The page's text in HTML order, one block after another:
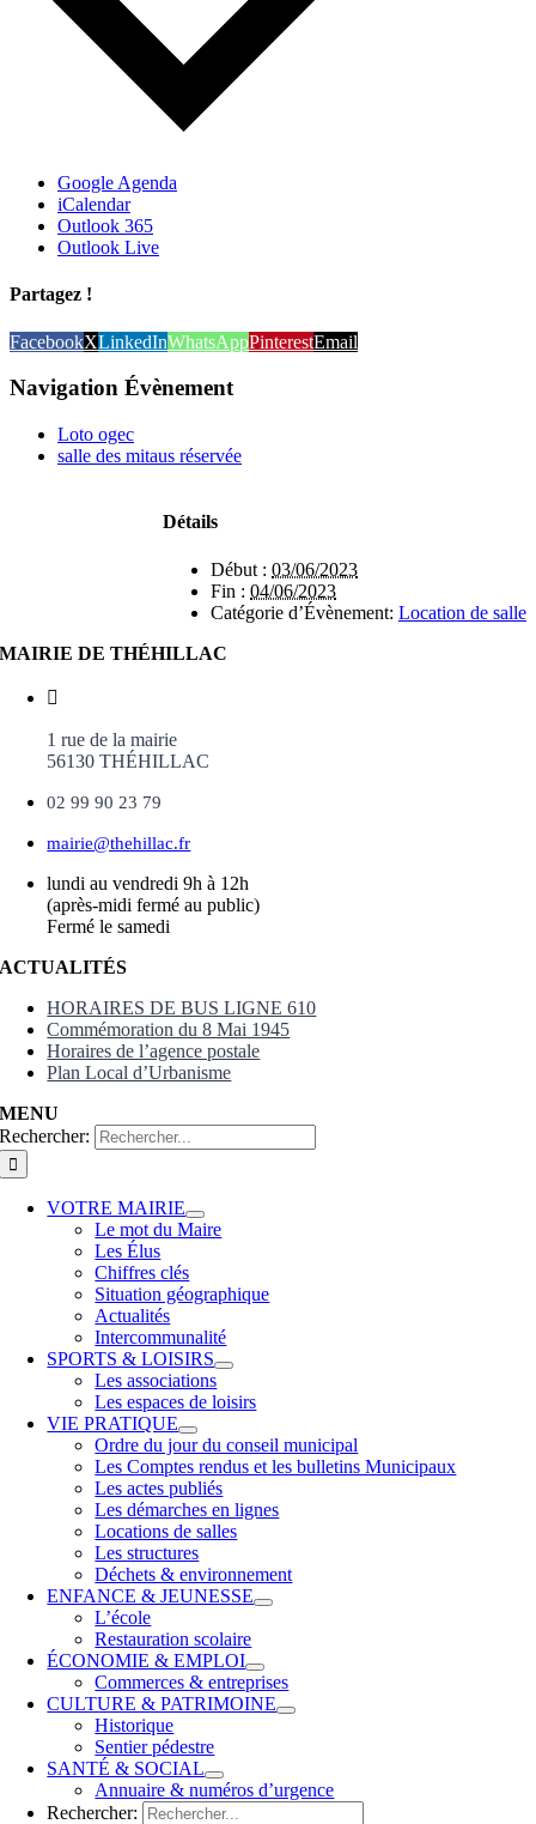
Google Agenda
iCalendar
Outlook 365
Outlook Live
Partagez !
FacebookXLinkedInWhatsAppPinterestEmail
Navigation Évènement
Loto ogec
salle des mitaus réservée
Détails
Début : 03/06/2023
Fin : 04/06/2023
Catégorie d’Évènement: Location de salle
MAIRIE DE THÉHILLAC
1 rue de la mairie
56130 THÉHILLAC
02 99 90 23 79
mairie@thehillac.fr
lundi au vendredi 9h à 12h
(après-midi fermé au public)
Fermé le samedi
ACTUALITÉS
HORAIRES DE BUS LIGNE 610
Commémoration du 8 Mai 1945
Horaires de l’agence postale
Plan Local d’Urbanisme
MENU
Rechercher:
VOTRE MAIRIE
Le mot du Maire
Les Élus
Chiffres clés
Situation géographique
Actualités
Intercommunalité
SPORTS & LOISIRS
Les associations
Les espaces de loisirs
VIE PRATIQUE
Ordre du jour du conseil municipal
Les Comptes rendus et les bulletins Municipaux
Les actes publiés
Les démarches en lignes
Locations de salles
Les structures
Déchets & environnement
ENFANCE & JEUNESSE
L’école
Restauration scolaire
ÉCONOMIE & EMPLOI
Commerces & entreprises
CULTURE & PATRIMOINE
Historique
Sentier pédestre
SANTÉ & SOCIAL
Annuaire & numéros d’urgence
Rechercher: